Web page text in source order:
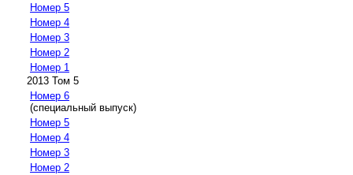
Номер 5
Номер 4
Номер 3
Номер 2
Номер 1
2013 Том 5
Номер 6
(специальный выпуск)
Номер 5
Номер 4
Номер 3
Номер 2